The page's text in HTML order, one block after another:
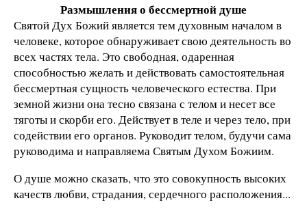
Размышления о бессмертной душе
Святой Дух Божий является тем духовным началом в
человеке, которое обнаруживает свою деятельность во
всех частях тела. Это свободная, одаренная
способностью желать и действовать самостоятельная
бессмертная сущность человеческого естества. При
земной жизни она тесно связана с телом и несет все
тяготы и скорби его. Действует в теле и через тело, при
содействии его органов. Руководит телом, будучи сама
руководима и направляема Святым Духом Божиим.
О душе можно сказать, что это совокупность высоких
качеств любви, страдания, сердечного расположения...